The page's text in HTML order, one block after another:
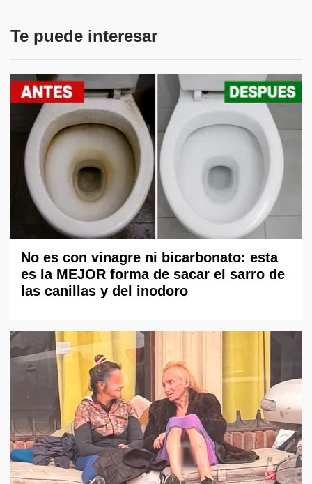
Te puede interesar
No es con vinagre ni bicarbonato: esta
es la MEJOR forma de sacar el sarro de
las canillas y del inodoro